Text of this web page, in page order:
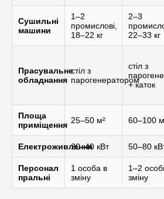
Сушильні
машини
1–2
промислові,
18–22 кг
2–3
22–33 кг
Прасувальне
обладнання
стіл з
парогенератором
стіл з
+ каток
Площа
приміщення 25–50 м² 60–100
Електроживлення
20–40 кВт 50–80
Персонал
пральні
1 особа в
зміну
1–2
зміну